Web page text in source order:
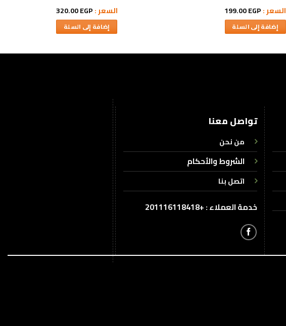
السعر :
199.00EGP
إضافة إلى السلة
السعر :
320.00EGP
إضافة إلى السلة
تواصل معنا
من نحن
الشروط والأحكام
اتصل بنا
خدمة العملاء : +201116118418